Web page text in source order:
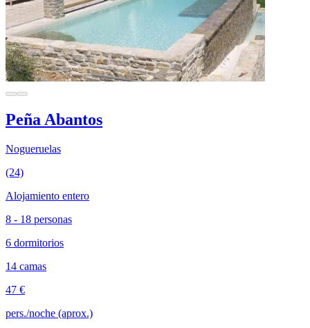
Peña Abantos
Nogueruelas
(24)
Alojamiento entero
8 - 18 personas
6 dormitorios
14 camas
47 €
pers./noche (aprox.)